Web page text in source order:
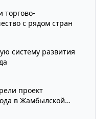
торгово-
с рядом стран
систему развития
проект
в Жамбылской